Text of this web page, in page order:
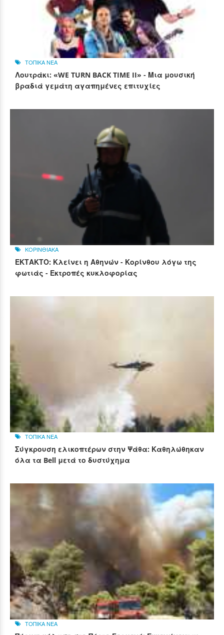
ΤΟΠΙΚΑ ΝΕΑ
Λουτράκι: «WE TURN BACK TIME II» - Μια μουσική
βραδιά γεμάτη αγαπημένες επιτυχίες
ΚΟΡΙΝΘΙΑΚΑ
ΕΚΤΑΚΤΟ: Κλείνει η Αθηνών - Κορίνθου λόγω της
φωτιάς - Εκτροπές κυκλοφορίας
ΤΟΠΙΚΑ ΝΕΑ
Σύγκρουση ελικοπτέρων στην Ψάθα: Καθηλώθηκαν
όλα τα Bell μετά το δυστύχημα
ΤΟΠΙΚΑ ΝΕΑ